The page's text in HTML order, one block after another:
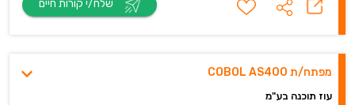
מפתח/ת COBOL AS400
עוז תוכנה בע"מ